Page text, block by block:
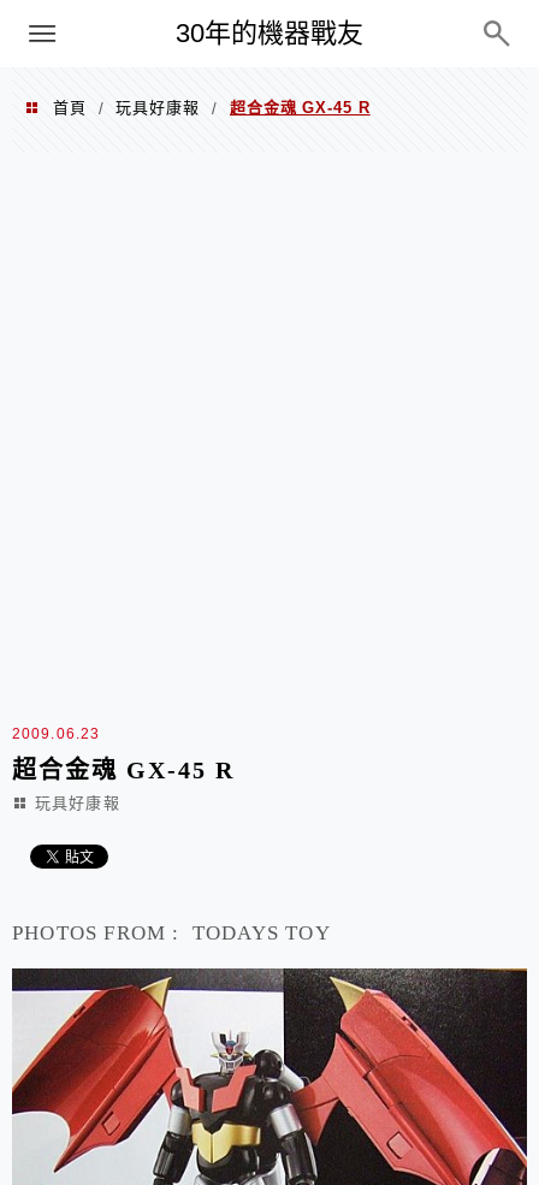
30年的機器戰友
PC
首頁 / 玩具好康報 / 超合金魂 GX-45 R
2009.06.23
超合金魂 GX-45 R
玩具好康報
PHOTOS FROM : TODAYS TOY